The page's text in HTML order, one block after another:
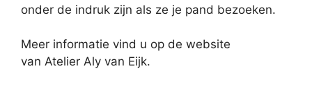
onder de indruk zijn als ze je pand bezoeken.
Meer informatie vind u op de website
van Atelier Aly van Eijk.